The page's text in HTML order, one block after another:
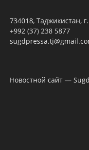
734018, Таджикистан,
+992 (37) 238 5877
Новостной сайт —